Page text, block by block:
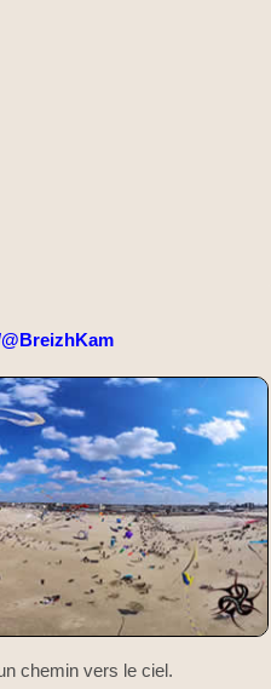
chemin vers le ciel.